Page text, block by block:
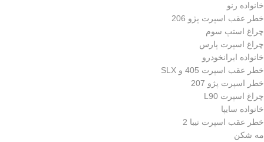
خانواده رنو
خطر عقب اسپرت پژو 206
چراغ استپ سوم
چراغ اسپرت پارس
خانواده ایرانخودرو
خطر عقب اسپرت 405 و SLX
خطر اسپرت پژو 207
چراغ اسپرت L90
خانواده سایپا
خطر عقب اسپرت تیبا 2
مه شکن